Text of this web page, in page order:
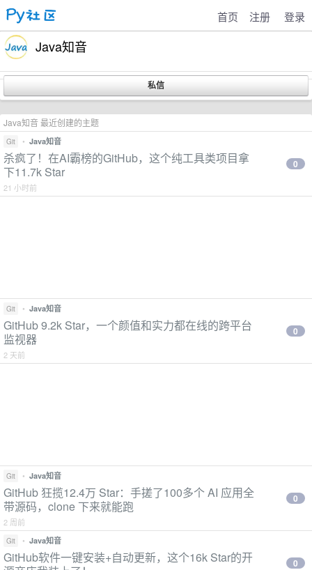
首页 注册 登录
Java知音
Java知音 最近创建的主题
Git • Java知音
杀疯了！在AI霸榜的GitHub，这个纯工具类项目拿
下11.7k Star
21 小时前
0
Git • Java知音
GitHub 9.2k Star，一个颜值和实力都在线的跨平台
监视器
2 天前
0
Git • Java知音
GitHub 狂揽12.4万 Star：手搓了100多个 AI 应用全
带源码，clone 下来就能跑
2 周前
0
Git • Java知音
GitHub软件一键安装+自动更新，这个16k Star的开
0